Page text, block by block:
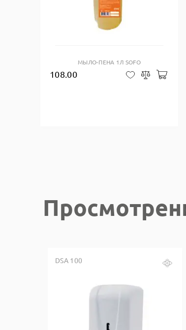
Купить в один клик
МЫЛО-ПЕНА 1Л SOFO
108.00 В закладки
Сравнить
DSA 100